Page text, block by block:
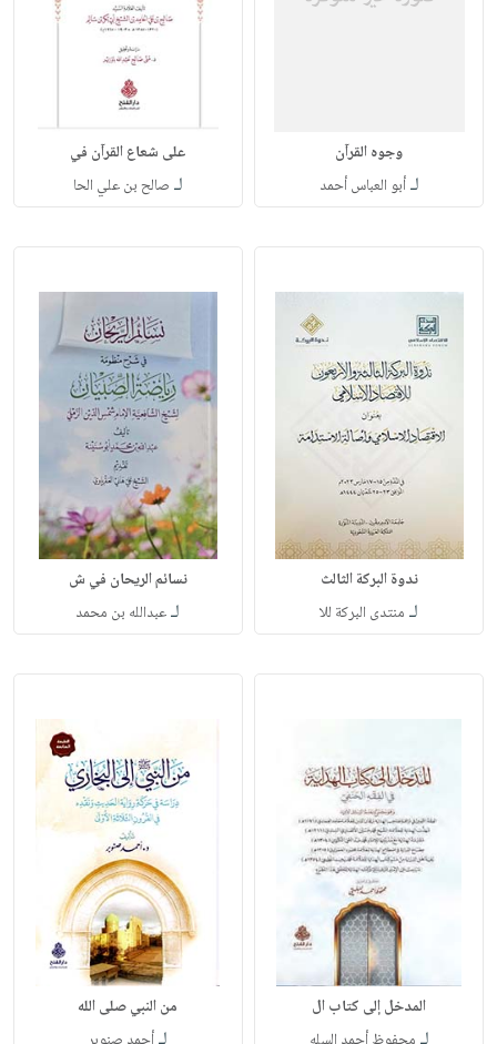
وجوه القرآن
لـأبو العباس أحمد
على شعاع القرآن في
لـ صالح بن علي الحا
ندوة البركة الثالث
لـ منتدى البركة للا
نسائم الريحان في ش
لـعبدالله بن محمد
المدخل إلى كتاب ال من النبي صلى الله